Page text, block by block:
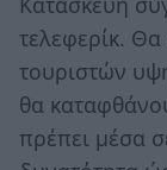
τελεφερίκ. Θα
τουριστών
θα
πρέπει μέσα